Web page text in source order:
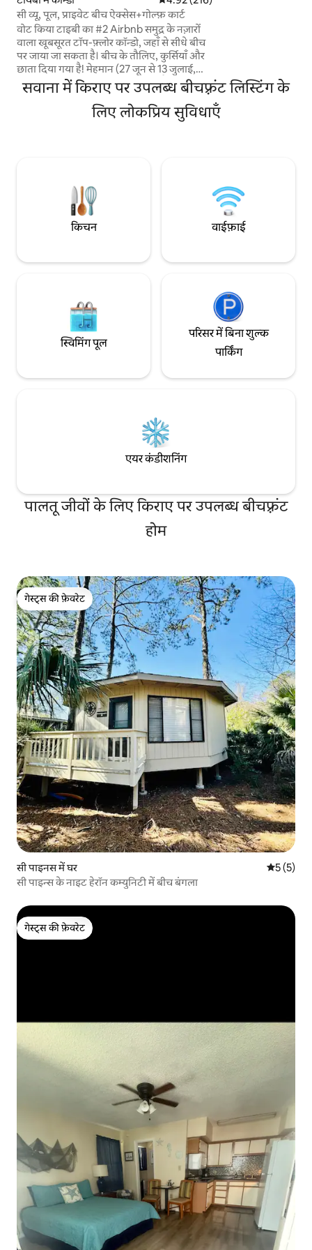
सी व्यू, पूल, प्राइवेट बीच ऐक्सेस+गोल्फ़ कार्ट
वोट किया टाइबी का #2 Airbnb समुद्र के नज़ारों
वाला खूबसूरत टॉप-फ़्लोर कॉन्डो, जहाँ से सीधे बीच
पर जाया जा सकता है। बीच के तौलिए, कुर्सियाँ और
छाता दिया गया है! मेहमान (27 जून से 13 जुलाई,
2026 के बीच ठहरने को छोड़कर) आइलैंड पार्किंग
पास के साथ हमारे गोल्फ़ कार्ट का मुफ़्त इस्तेमाल कर
सकते हैं। एक रात का किराया $200 से ज़्यादा है।
हमारे समुद्र तट में डॉल्फ़िन सहित मजबूत समुद्री
सवाना में किराए पर उपलब्ध बीचफ़्रंट लिस्टिंग के
लिए लोकप्रिय सुविधाएँ
किचन वाईफ़ाई
स्विमिंग पूल
परिसर में बिना शुल्क
पार्किंग
एयर कंडीशनिंग
पालतू जीवों के लिए किराए पर उपलब्ध बीचफ़्रंट
होम
गेस्ट्स की फ़ेवरेट
गेस्ट्स की फ़ेवरेट
सी पाइनस में घर औसत रेटिंग
5 (5)
सी पाइन्स के नाइट हेरॉन कम्युनिटी में बीच बंगला
गेस्ट्स की फ़ेवरेट
गेस्ट्स की फ़ेवरेट